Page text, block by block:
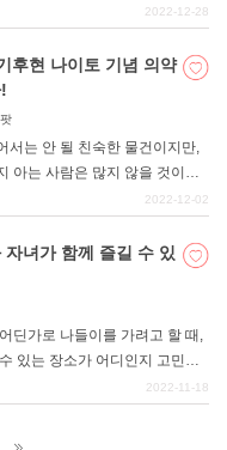
리틀월드의 볼거리와 즐거움을
2022-12-28
후현 나이토 기념 의약
서는 안 될 친숙한 물건이지만,
아는 사람은 많지 않을 것이다.
수 있는 곳이 바로 기후현에 있
.
2022-12-02
녀가 함께 즐길 수 있
딘가로 나들이를 가려고 할 때,
있는 장소가 어디인지 고민하
서는 부모와 자녀가 함께 즐길
2022-11-18